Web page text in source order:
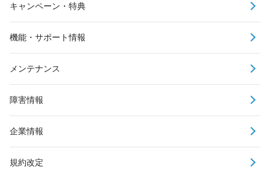
キャンペーン・特典
機能・サポート情報
メンテナンス
障害情報
企業情報
規約改定